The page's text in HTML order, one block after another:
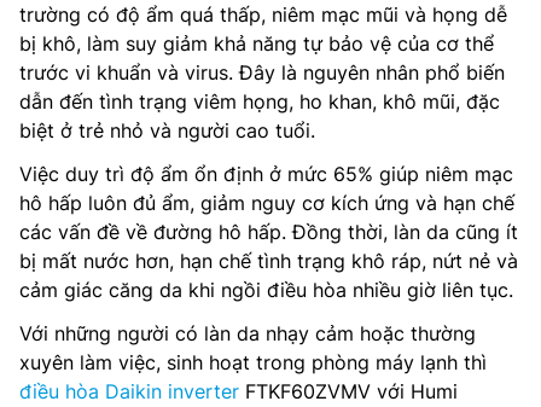
trường có độ ẩm quá thấp, niêm mạc mũi và họng dễ
bị khô, làm suy giảm khả năng tự bảo vệ của cơ thể
trước vi khuẩn và virus. Đây là nguyên nhân phổ biến
dẫn đến tình trạng viêm họng, ho khan, khô mũi, đặc
biệt ở trẻ nhỏ và người cao tuổi.
Việc duy trì độ ẩm ổn định ở mức 65% giúp niêm mạc
hô hấp luôn đủ ẩm, giảm nguy cơ kích ứng và hạn chế
các vấn đề về đường hô hấp. Đồng thời, làn da cũng ít
bị mất nước hơn, hạn chế tình trạng khô ráp, nứt nẻ và
cảm giác căng da khi ngồi điều hòa nhiều giờ liên tục.
Với những người có làn da nhạy cảm hoặc thường
xuyên làm việc, sinh hoạt trong phòng máy lạnh thì
điều hòa Daikin inverter FTKF60ZVMV với Humi